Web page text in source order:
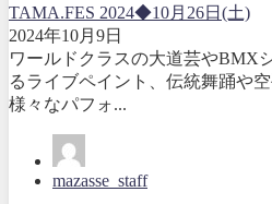
TAMA.FES 2024◆10月26日(土)
2024年10月9日
ワールドクラスの大道芸やBMX
るライブペイント、伝統舞踊や
様々なパフォ...
mazasse_staff